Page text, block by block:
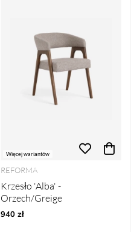
Więcej wariantów
REFORMA
Krzesło 'Alba' -
Orzech/Greige
940 zł